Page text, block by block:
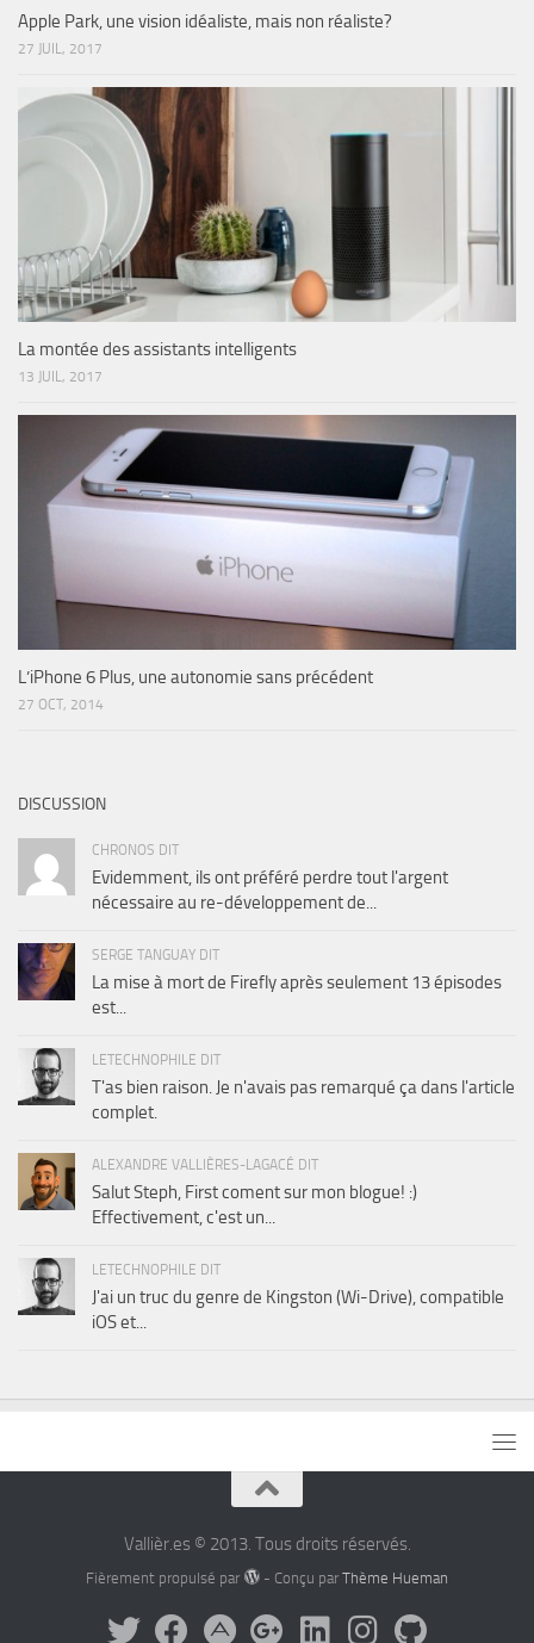
Apple Park, une vision idéaliste, mais non réaliste?
27 JUIL, 2017
La montée des assistants intelligents
13 JUIL, 2017
L’iPhone 6 Plus, une autonomie sans précédent
27 OCT, 2014
DISCUSSION
CHRONOS DIT
Evidemment, ils ont préféré perdre tout l'argent
nécessaire au re-développement de...
SERGE TANGUAY DIT
La mise à mort de Firefly après seulement 13 épisodes
est...
LETECHNOPHILE DIT
T'as bien raison. Je n'avais pas remarqué ça dans l'article
complet.
ALEXANDRE VALLIÈRES-LAGACÉ DIT
Salut Steph, First coment sur mon blogue! :)
Effectivement, c'est un...
LETECHNOPHILE DIT
J'ai un truc du genre de Kingston (Wi-Drive), compatible
iOS et...
Vallièr.es © 2013. Tous droits réservés.
Fièrement propulsé par - Conçu par Thème Hueman